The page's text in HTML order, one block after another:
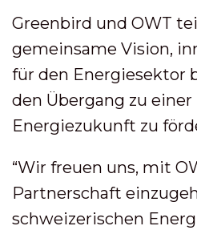
Greenbird und OWT
gemeinsame Vision,
für den Energiesektor
den Übergang zu
Energiezukunft zu
“Wir freuen uns, mit
Partnerschaft
schweizerischen